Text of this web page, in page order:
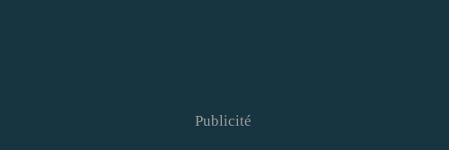
Publicité